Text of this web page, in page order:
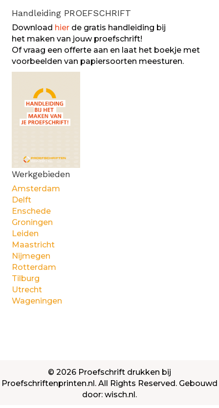
Handleiding PROEFSCHRIFT
Download hier de gratis handleiding bij
het maken van jouw proefschrift!
Of vraag een offerte aan en laat het boekje met
voorbeelden van papiersoorten meesturen.
Werkgebieden
Amsterdam
Delft
Enschede
Groningen
Leiden
Maastricht
Nijmegen
Rotterdam
Tilburg
Utrecht
Wageningen
© 2026 Proefschrift drukken bij
Proefschriftenprinten.nl. All Rights Reserved. Gebouwd
door: wisch.nl.